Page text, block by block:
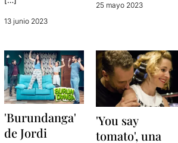
13 junio 2023
25 mayo 2023
'Burundanga'
de Jordi
'You say
tomato', una